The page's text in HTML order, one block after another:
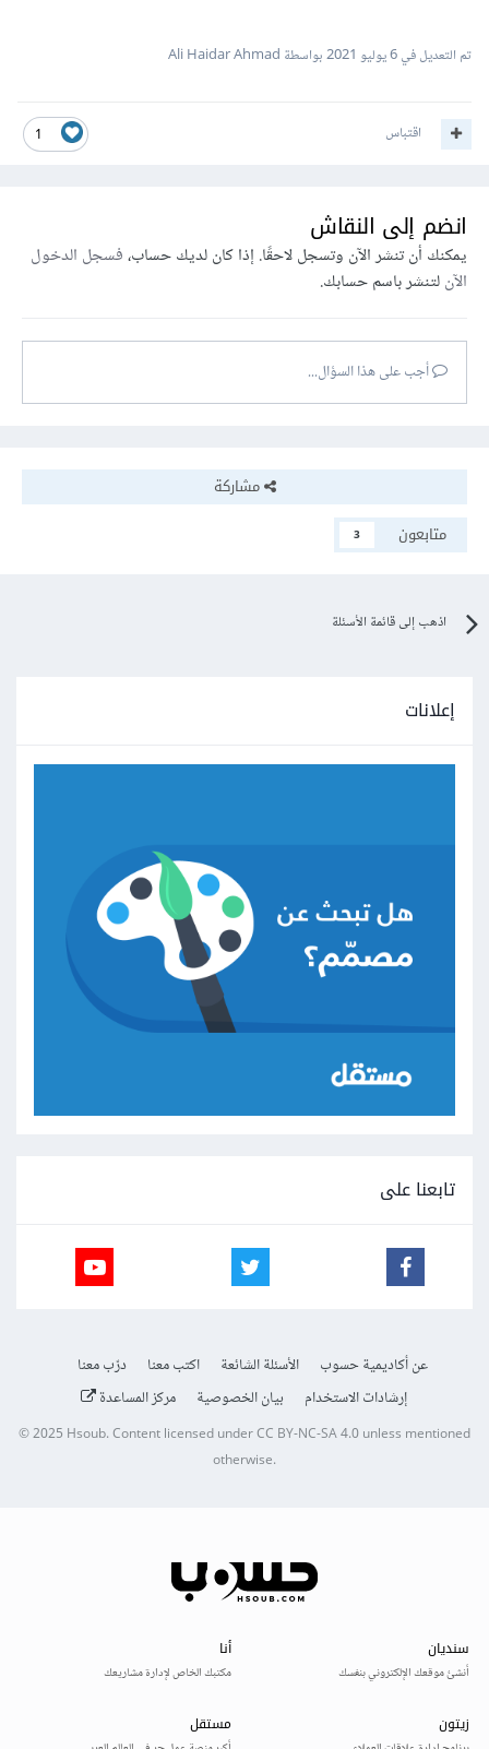
تم التعديل في6 يوليو 2021 بواسطة Ali Haidar Ahmad
1 اقتباس
انضم إلى النقاش
يمكنك أن تنشر الآن وتسجل لاحقًا. إذا كان لديك حساب،فسجل الدخول
الآنلتنشر باسم حسابك.
أجب على هذا السؤال...
مشاركة
متابعون
3
اذهب إلى قائمة الأسئلة
إعلانات
تابعنا على
عن أكاديمية حسوب الأسئلة الشائعة اكتب معنا
درّب معنا
إرشادات الاستخدام
بيان الخصوصية مركز المساعدة
© 2025Hsoub.Content licensed underCC BY-NC-SA 4.0unless mentioned
otherwise.